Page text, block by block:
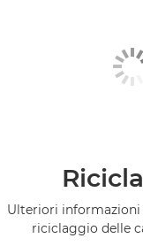
Ulteriori
riciclaggio delle